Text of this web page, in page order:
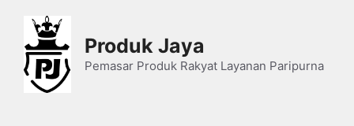
content
Produk Jaya
Pemasar Produk Rakyat Layanan Paripurna